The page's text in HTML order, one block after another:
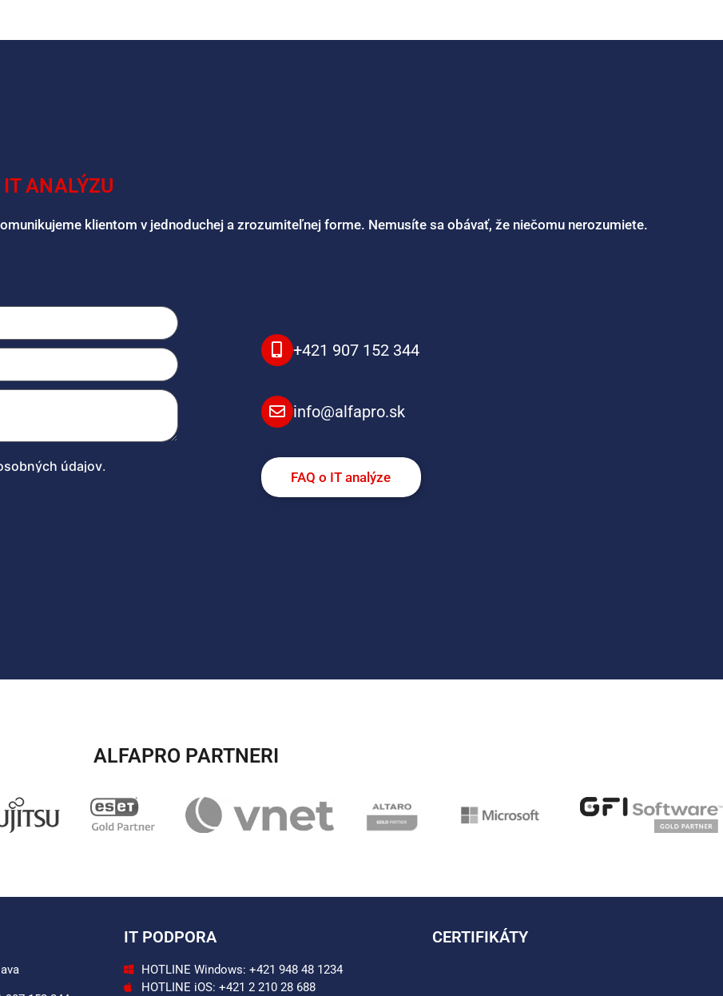
ANALÝZU
klientom v jednoduchej a zrozumiteľnej forme. Nemusíte sa obávať, že niečomu nerozumiete.
údajov.
+421 907 152 344
info@alfapro.sk
FAQ o IT analýze
ALFAPRO PARTNERI​
IT PODPORA
HOTLINE Windows: +421 948 48 1234
HOTLINE iOS: +421 2 210 28 688
CERTIFIKÁTY